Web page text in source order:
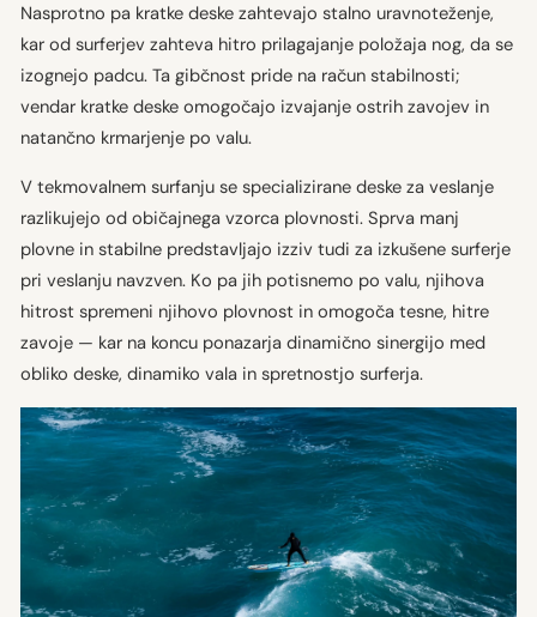
Nasprotno pa kratke deske zahtevajo stalno uravnoteženje,
kar od surferjev zahteva hitro prilagajanje položaja nog, da se
izognejo padcu. Ta gibčnost pride na račun stabilnosti;
vendar kratke deske omogočajo izvajanje ostrih zavojev in
natančno krmarjenje po valu.
V tekmovalnem surfanju se specializirane deske za veslanje
razlikujejo od običajnega vzorca plovnosti. Sprva manj
plovne in stabilne predstavljajo izziv tudi za izkušene surferje
pri veslanju navzven. Ko pa jih potisnemo po valu, njihova
hitrost spremeni njihovo plovnost in omogoča tesne, hitre
zavoje — kar na koncu ponazarja dinamično sinergijo med
obliko deske, dinamiko vala in spretnostjo surferja.